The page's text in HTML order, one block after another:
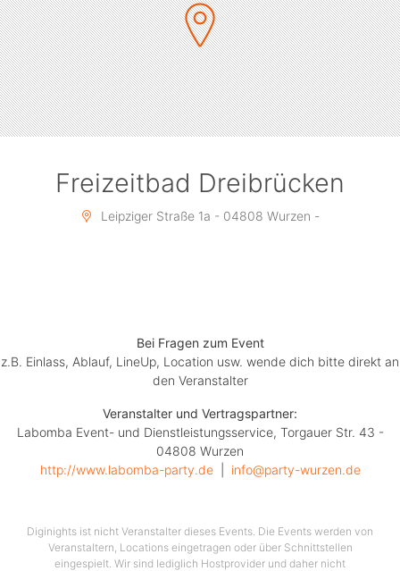
2000er Jahren, sowie besten Old School House Beats.
Gemeinsam mit MARK' OH live wird u.a. Marcapasos,
Nick K. und Sax M.I.C.H.A. live für eine unvergessliche
Spät-Sommernachts-Party sorgen und Euch richtig
zum schwitzen bringen.
BIST DU AUCH DABEI?
* * * * * * * * * * * * * *
Freizeitbad Dreibrücken
Leipziger Straße 1a - 04808 Wurzen -
Bei Fragen zum Event
z.B. Einlass, Ablauf, LineUp, Location usw. wende dich bitte direkt an
den Veranstalter
Veranstalter und Vertragspartner:
Labomba Event- und Dienstleistungsservice, Torgauer Str. 43 -
04808 Wurzen
http://www.labomba-party.de
  |
info@party-wurzen.de
Diginights ist nicht Veranstalter dieses Events. Die Events werden von
Veranstaltern, Locations eingetragen oder über Schnittstellen
eingespielt. Wir sind lediglich Hostprovider und daher nicht